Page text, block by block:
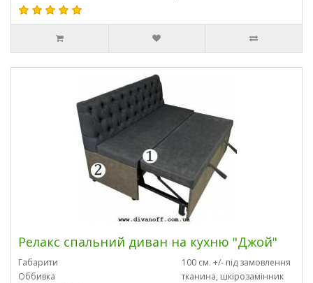
Релакс спальний диван на кухню "Джой"
Габарити
100 см. +/- під замовлення
Оббивка
тканина, шкірозамінник